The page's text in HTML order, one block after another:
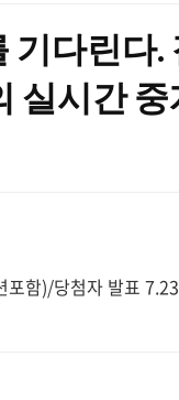
닷
컴
다린다.
실시간 중
함)/당첨자 발표